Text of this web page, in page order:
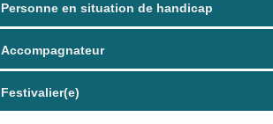
Personne en situation de handicap
Accompagnateur
Festivalier(e)